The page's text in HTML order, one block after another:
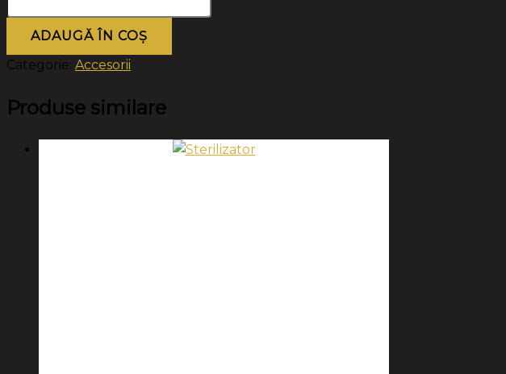
ADAUGĂ ÎN COȘ
Categorie: Accesorii
Produse similare